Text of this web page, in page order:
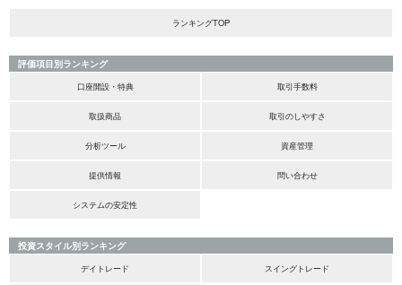
ランキングTOP
評価項目別ランキング
口座開設・特典
取引手数料
取扱商品 取引のしやすさ
分析ツール 資産管理
提供情報 問い合わせ
システムの安定性
投資スタイル別ランキング
デイトレード
スイングトレード